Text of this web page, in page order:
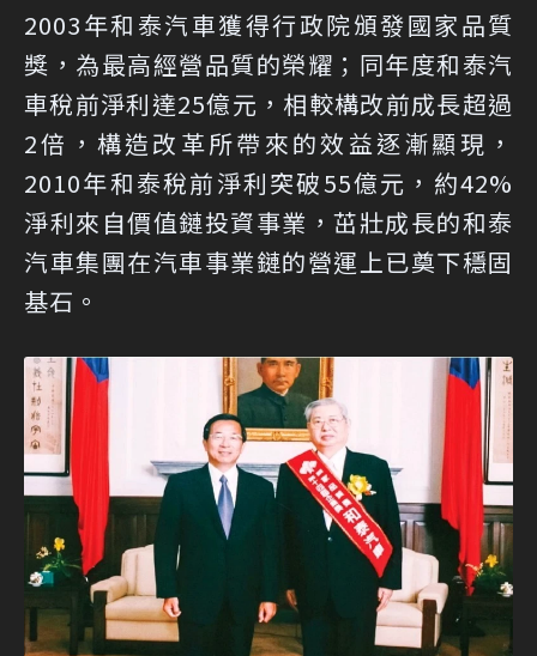
2003年和泰汽車獲得行政院頒發國家品質
獎，為最高經營品質的榮耀；同年度和泰汽
車稅前淨利達25億元，相較構改前成長超過
2倍，構造改革所帶來的效益逐漸顯現，
2010年和泰稅前淨利突破55億元，約42%
淨利來自價值鏈投資事業，茁壯成長的和泰
汽車集團在汽車事業鏈的營運上已奠下穩固
基石。